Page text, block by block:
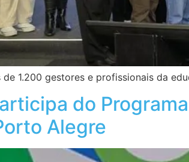
de 1.200 gestores e profissionais da
do
Alegre